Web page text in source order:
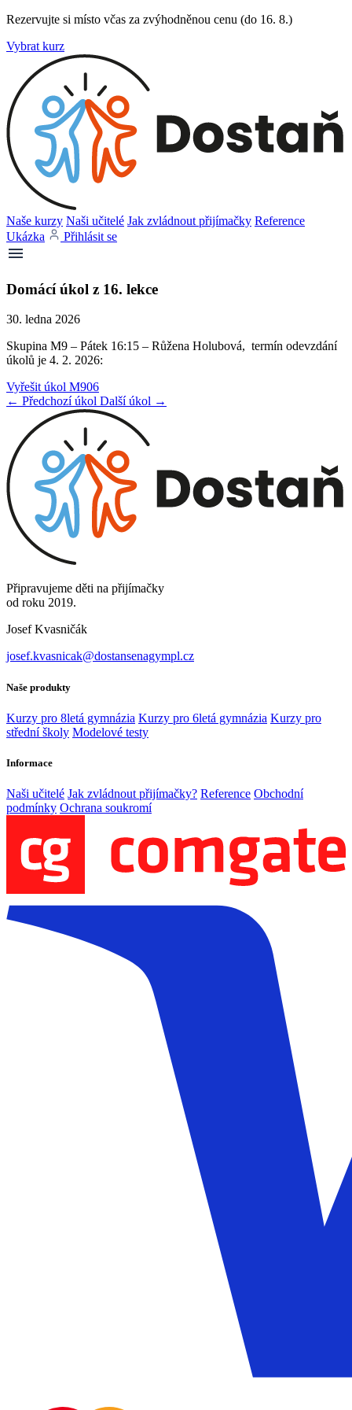
Rezervujte si místo včas za zvýhodněnou cenu (do 16. 8.)
Vybrat kurz
Naše kurzy Naši učitelé Jak zvládnout přijímačky Reference
Ukázka
Přihlásit se
Domácí úkol z 16. lekce
30. ledna 2026
Skupina M9 – Pátek 16:15 – Růžena Holubová, termín odevzdání
úkolů je 4. 2. 2026:
Vyřešit úkol M906
← Předchozí úkol Další úkol →
Připravujeme děti na přijímačky
od roku 2019.
Josef Kvasničák
josef.kvasnicak@dostansenagympl.cz
Naše produkty
Kurzy pro 8letá gymnázia Kurzy pro 6letá gymnázia Kurzy pro
střední školy Modelové testy
Informace
Naši učitelé Jak zvládnout přijímačky? Reference Obchodní
podmínky Ochrana soukromí